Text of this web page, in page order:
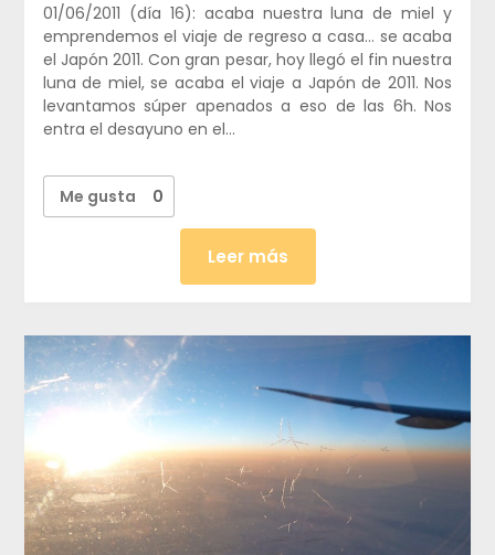
01/06/2011 (día 16): acaba nuestra luna de miel y
emprendemos el viaje de regreso a casa… se acaba
el Japón 2011. Con gran pesar, hoy llegó el fin nuestra
luna de miel, se acaba el viaje a Japón de 2011. Nos
levantamos súper apenados a eso de las 6h. Nos
entra el desayuno en el…
Me gusta 0
Leer más